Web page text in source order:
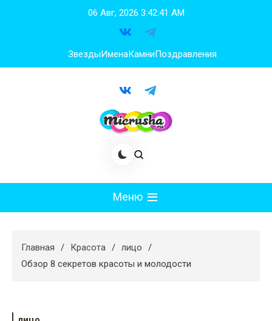
06 Авг, 2026 3:42:42 AM
ЗвездыИменаКамниПоздравления
Меню
Худеем
Главная Красота
лицо
Обзор 8 секретов красоты и молодости